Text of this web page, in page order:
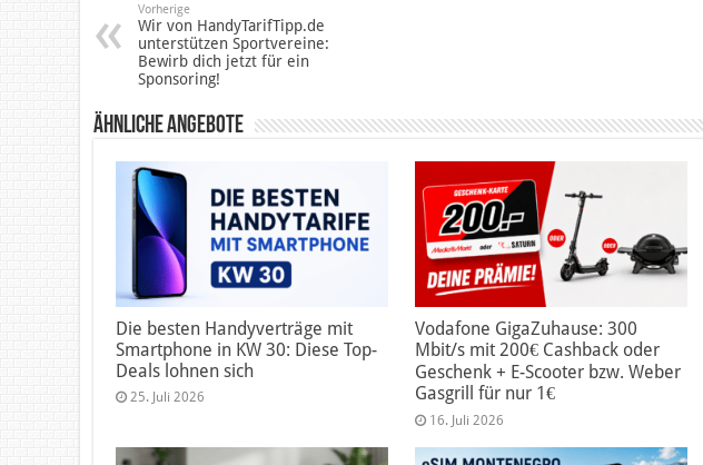
Vorherige
Wir von HandyTarifTipp.de
unterstützen Sportvereine:
Bewirb dich jetzt für ein
Sponsoring!
Ähnliche Angebote
Die besten Handyverträge mit
Smartphone in KW 30: Diese Top-
Deals lohnen sich
25. Juli 2026
Vodafone GigaZuhause: 300
Mbit/s mit 200€ Cashback oder
Geschenk + E-Scooter bzw. Weber
Gasgrill für nur 1€
16. Juli 2026